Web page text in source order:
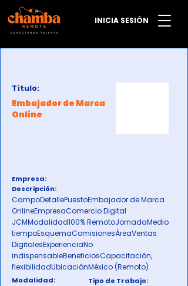
INICIA SESIÓN
Título:
Embajador de Marca
Online
Empresa:
Descripción:
CampoDetallePuestoEmbajador de Marca
OnlineEmpresaComercio Digital
JCMModalidad100% RemotoJornadaMedio
tiempoEsquemaComisionesÁreaVentas
DigitalesExperienciaNo
indispensableBeneficiosCapacitación,
flexibilidadUbicaciónMéxico (Remoto)
Modalidad: Tipo de Trabajo: